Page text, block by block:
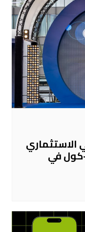
الاستثماري
في